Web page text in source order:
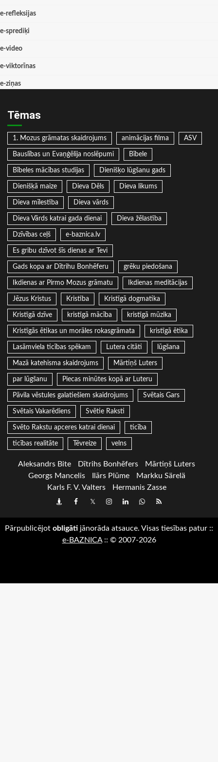
e-refleksijas
e-sprediķi
e-video
e-viktorīnas
e-ziņas
Tēmas
1. Mozus grāmatas skaidrojums animācijas filma ASV
Bauslības un Evaņģēlija noslēpumi Bībele
Bībeles mācības studijas Dienišķo lūgšanu gads
Dienišķā maize Dieva Dēls Dieva likums
Dieva mīlestība Dieva vārds
Dieva Vārds katrai gada dienai Dieva žēlastība
Dzīvības ceļš e-baznica.lv
Es gribu dzīvot šīs dienas ar Tevi
Gads kopa ar Dītrihu Bonhēferu grēku piedošana
Ikdienas ar Pirmo Mozus grāmatu Ikdienas meditācijas
Jēzus Kristus Kristība Kristīgā dogmatika
Kristīgā dzīve kristīgā mācība kristīgā mūzika
Kristīgās ētikas un morāles rokasgrāmata kristīgā ētika
Lasāmviela ticības spēkam Lutera citāti lūgšana
Mazā katehisma skaidrojums Mārtiņš Luters
par lūgšanu Piecas minūtes kopā ar Luteru
Pāvila vēstules galatiešiem skaidrojums Svētais Gars
Svētais Vakarēdiens Svētie Raksti
Svēto Rakstu apceres katrai dienai ticība
ticības realitāte Tēvreize velns
Aleksandrs Bite Dītrihs Bonhēfers
Mārtiņš Luters
Georgs Mancelis
Ilārs Plūme
Markku Särelä
Karls F. V. Valters
Hermanis Zasse
DraugiemFacebook
TwitterInstagram
LinkedInwhatsapp
RSS
Pārpublicējot obligāti jānorāda atsauce. Visas tiesības patur ::
e-BAZNICA:: © 2007-2026